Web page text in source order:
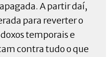
A partir daí,
para reverter o
temporais e
contra tudo o que